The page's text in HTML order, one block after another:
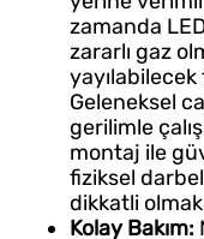
zamanda
zararlı gaz
Geleneksel
gerilimle
montaj ile
fiziksel
dikkatli
Kolay Bakım: